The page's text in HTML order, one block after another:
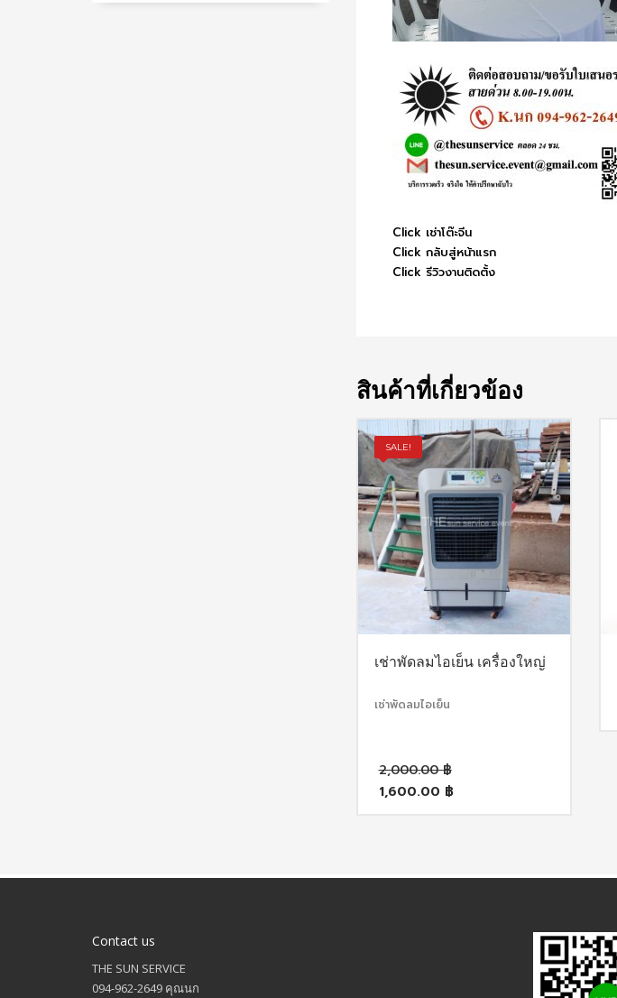
Click เช่าโต๊ะจีน
Click กลับสู่หน้าแรก
Click รีวิวงานติดตั้ง
สินค้าที่เกี่ยวข้อง
SALE!
เช่าพัดลมไอเย็น เครื่องใหญ่
เช่าพัดลมไอเย็น
2,000.00฿
1,600.00 ฿
Current
Contact us
THE SUN SERVICE
094-962-2649 คุณนก